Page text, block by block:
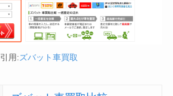
引用:ズバット車買取